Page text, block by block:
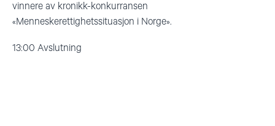
vinnere av kronikk-konkurransen
«Menneskerettighetssituasjon i Norge».
13:00 Avslutning